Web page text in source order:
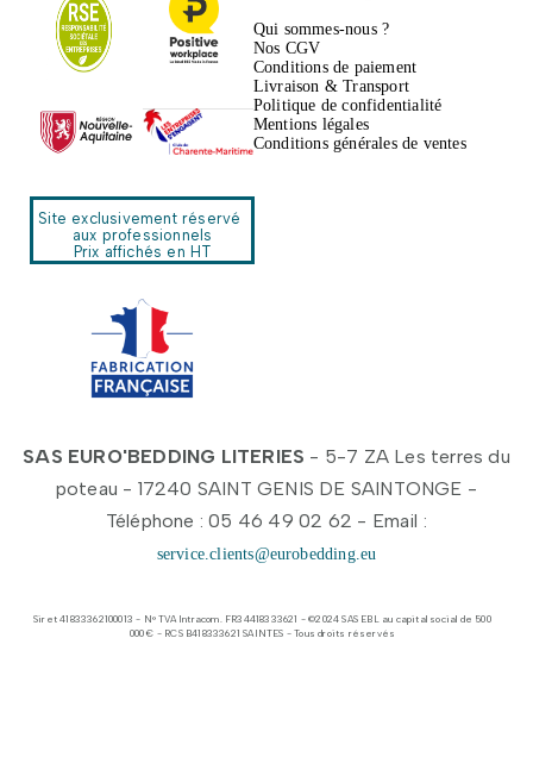
Qui sommes-nous ?
Nos CGV
Conditions de paiement
Livraison & Transport
Politique de confidentialité
Mentions légales
Conditions générales de ventes
Site exclusivement réservé
aux professionnels
Prix affichés en HT
SAS EURO'BEDDING LITERIES - 5-7 ZA Les terres du
poteau - 17240 SAINT GENIS DE SAINTONGE -
Téléphone : 05 46 49 02 62 - Email :
service.clients@eurobedding.eu
Siret 41833362100013 - N° TVA Intracom. FR34418333621 - ©2024 SAS EBL au capital social de 500
000 € - RCS B418333621 SAINTES - Tous droits réservés​​